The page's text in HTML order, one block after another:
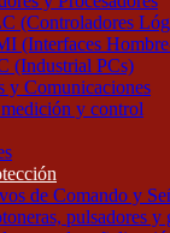
(Controladores
(Interfaces
(Industrial PCs)
y Comunicaciones
y control
de Comando y
pulsadores y
4253-9024
por WhatsApp
1515